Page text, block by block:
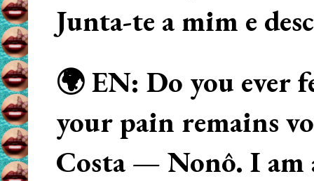
Junta-te a mim e
🌍 EN: Do you ever
your pain remains
Costa — Nonô. I am